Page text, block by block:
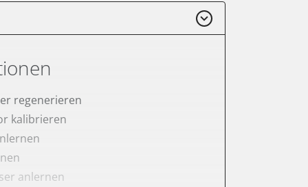
regenerieren
kalibrieren
anlernen